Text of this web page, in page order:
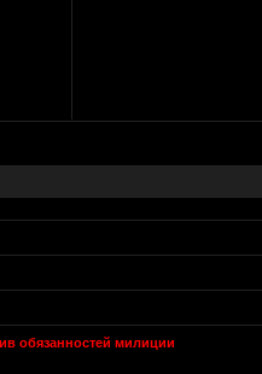
обязанностей милиции